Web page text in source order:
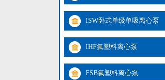
ISW卧式单级单吸离心泵
IHF氟塑料离心泵
FSB氟塑料离心泵